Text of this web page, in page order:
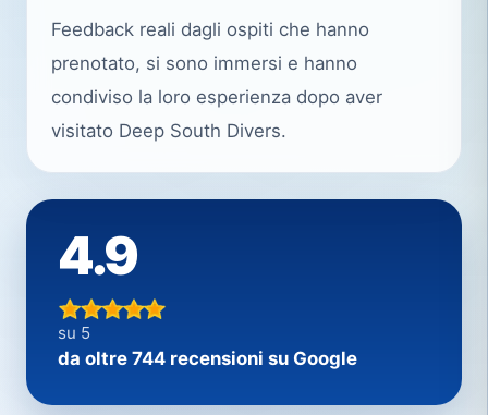
Feedback reali dagli ospiti che hanno
prenotato, si sono immersi e hanno
condiviso la loro esperienza dopo aver
visitato Deep South Divers.
4.9
su 5
da oltre 744 recensioni su Google